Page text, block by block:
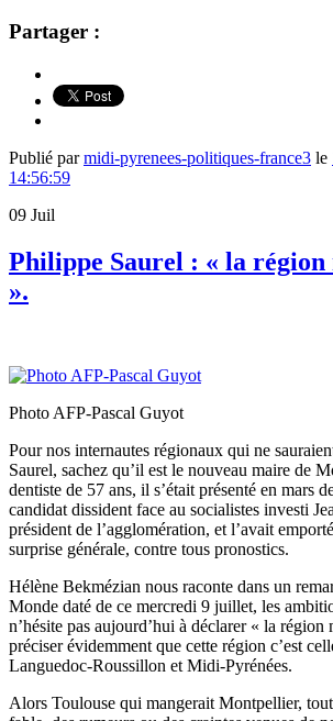
Partager :
Publié parmidi-pyrenees-politiques-france3 le
14:56:59
09 Juil
Philippe Saurel : « la région
».
Photo AFP-Pascal Guyot
Pour nos internautes régionaux qui ne
Saurel, sachez qu’il est le nouveau maire de
dentiste de 57 ans, il s’était présenté en mars
candidat dissident face au socialistes investi
président de l’agglomération, et l’avait
surprise générale, contre tous pronostics.
Hélène Bekmézian nous raconte dans un
Monde daté de ce mercredi 9 juillet, les
n’hésite pas aujourd’hui à déclarer « la région
préciser évidemment que cette région c’est
Languedoc-Roussillon et Midi-Pyrénées.
Alors Toulouse qui mangerait Montpellier, tout